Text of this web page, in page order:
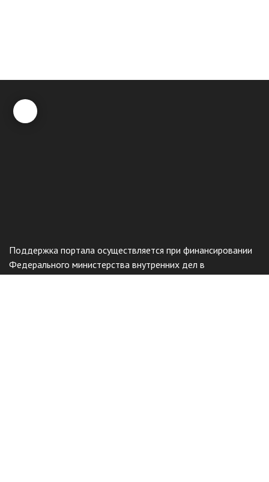
Поддержка портала осуществляется при финансировании
Федерального министерства внутренних дел в
соответствии с решением Бундестага Германии.